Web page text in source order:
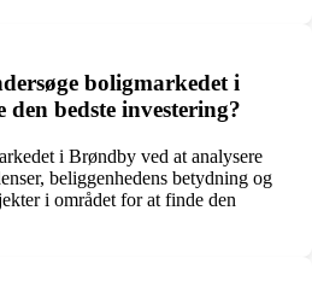
boligmarkedet i
bedste investering?
i Brøndby ved at analysere
beliggenhedens betydning og
i området for at finde den